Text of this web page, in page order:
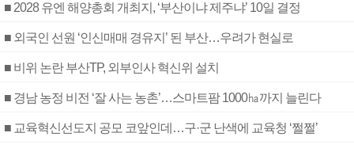
■ 2028 유엔 해양총회 개최지, ‘부산이냐 제주냐’ 10일 결정
■ 외국인 선원 ‘인신매매 경유지’ 된 부산…우려가 현실로
■ 비위 논란 부산TP, 외부인사 혁신위 설치
■ 경남 농정 비전 ‘잘 사는 농촌’…스마트팜 1000㏊까지 늘린다
■ 교육혁신선도지 공모 코앞인데…구·군 난색에 교육청 ‘쩔쩔’